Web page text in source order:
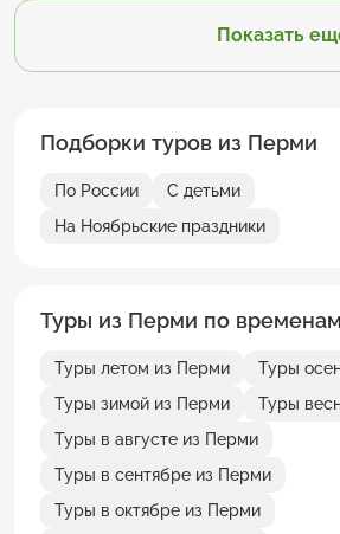
Показать
Подборки туров из Перми
По России
С детьми
На Ноябрьские праздники
Туры из Перми по
Туры летом из Перми
Туры
Туры зимой из Перми
Туры
Туры в августе из Перми
Туры в сентябре из Перми
Туры в октябре из Перми